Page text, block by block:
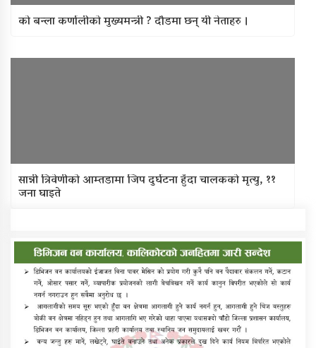
को बन्ला कर्णालीको मुख्यमन्त्री ? दौडमा छन् यी नेताहरु ।
सान्नी त्रिवेणीको आम्तडामा जिप दुर्घटना हुँदा चालकको मृत्यु, ११
जना घाइते